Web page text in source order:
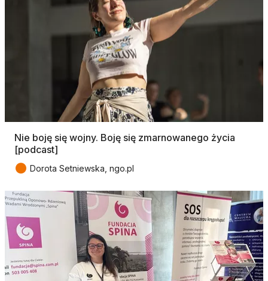
Nie boję się wojny. Boję się zmarnowanego życia
[podcast]
● Dorota Setniewska, ngo.pl